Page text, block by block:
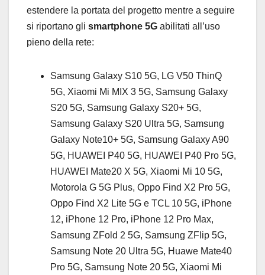
estendere la portata del progetto mentre a seguire
si riportano gli smartphone 5G abilitati all’uso
pieno della rete:
Samsung Galaxy S10 5G, LG V50 ThinQ
5G, Xiaomi Mi MIX 3 5G, Samsung Galaxy
S20 5G, Samsung Galaxy S20+ 5G,
Samsung Galaxy S20 Ultra 5G, Samsung
Galaxy Note10+ 5G, Samsung Galaxy A90
5G, HUAWEI P40 5G, HUAWEI P40 Pro 5G,
HUAWEI Mate20 X 5G, Xiaomi Mi 10 5G,
Motorola G 5G Plus, Oppo Find X2 Pro 5G,
Oppo Find X2 Lite 5G e TCL 10 5G, iPhone
12, iPhone 12 Pro, iPhone 12 Pro Max,
Samsung ZFold 2 5G, Samsung ZFlip 5G,
Samsung Note 20 Ultra 5G, Huawe Mate40
Pro 5G, Samsung Note 20 5G, Xiaomi Mi